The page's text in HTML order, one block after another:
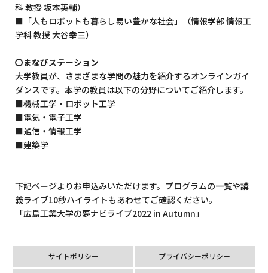
科 教授 坂本英輔）
■「人もロボットも暮らし易い豊かな社会」（情報学部 情報工
学科 教授 大谷幸三）
〇まなびステーション
大学教員が、さまざまな学問の魅力を紹介するオンラインガイ
ダンスです。本学の教員は以下の分野についてご紹介します。
■機械工学・ロボット工学
■電気・電子工学
■通信・情報工学
■建築学
下記ページよりお申込みいただけます。プログラムの一覧や講
義ライブ10秒ハイライトもあわせてご確認ください。
「広島工業大学の夢ナビライブ2022 in Autumn」
サイトポリシー プライバシーポリシー